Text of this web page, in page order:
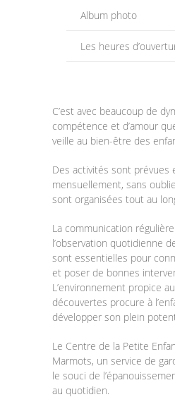
-- Conformité
---- Lois et Règlements
---- Traitement des
-- Comment devenir
---- Rôle de la RSGE
---- Procédure de
-- Heures d’ouverture
-- Nos milieux familiaux
Installations
-- L’équipe/Offres
-- Les services
-- Album photo
Album photo
Les heures
C’est avec beaucoup de
compétence et d’amour
veille au bien-être des
Des activités sont prévues
mensuellement, sans
sont organisées tout au
La communication
l’observation quotidienne
sont essentielles pour
et poser de bonnes
L’environnement propice
découvertes procure à
développer son plein
Le Centre de la Petite
Marmots, un service de
le souci de
au quotidien.